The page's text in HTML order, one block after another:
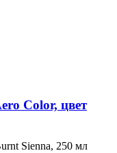
Color, цвет
Sienna, 250 мл